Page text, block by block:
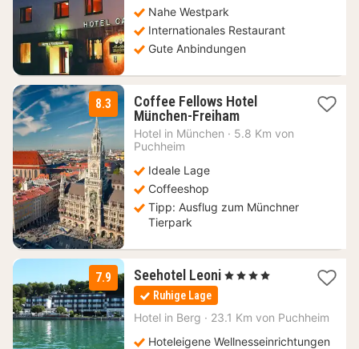
€
Nahe Westpark
Internationales Restaurant
Gute Anbindungen
8.3
Coffee Fellows Hotel
München-Freiham2
Nächte
Hotel in München · 5.8 Km von
Puchheim
Ideale Lage
Coffeeshop
Tipp: Ausflug zum Münchner
Tierpark
7.9 Seehotel Leoni 2
155,50
, 4 Sterne
Ruhige Lage
Hotel in Berg · 23.1 Km von Puchheim
Hoteleigene Wellnesseinrichtungen